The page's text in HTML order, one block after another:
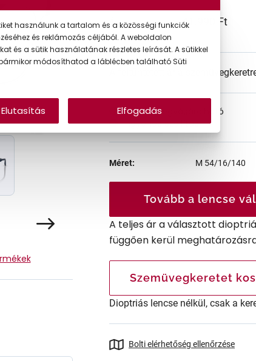
Ár: 41.990 Ft
A feltűntetett ár a
Online megvásárolható
Ingyenes szállítás
Méret: M 54/16/140
Tovább a lencse
A teljes ár a választott
függően kerül
Szemüvegkeretet
Dioptriás lencse nélkül, csak a
Bolti elérhetőség ellenőrzése
használunk a tartalom és a közösségi funkciók
és reklámozás céljából. A weboldalon
és a sütik használatának részletes leírását. A sütikkel
módosíthatod a láblécben található Süti
Elutasítás Elfogadás